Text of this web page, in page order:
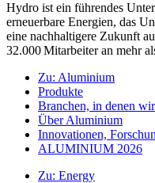
Hydro ist ein führendes
erneuerbare Energien, das
eine nachhaltigere Zukunft
32.000 Mitarbeiter an mehr
Zu: Aluminium
Produkte
Branchen, in denen
Über Aluminium
Innovationen,
ALUMINIUM 2026
Zu: Energy